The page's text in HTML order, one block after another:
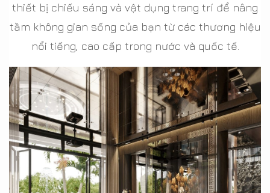
thiết bị chiếu sáng và vật dụng trang trí để nâng
tầm không gian sống của bạn từ các thương hiệu
nổi tiếng, cao cấp trong nước và quốc tế.